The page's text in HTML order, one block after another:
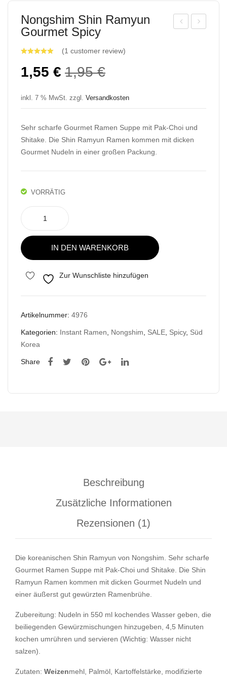
Veg
cke
Nongshim Shin Ramyun
Gourmet Spicy
(1 customer review)
1,95€Ursprünglicher
war:
1,95 €
1,55 €
Aktueller
ist:
1,55 €.
inkl. 7 % MwSt. zzgl. Versandkosten
Sehr scharfe Gourmet Ramen Suppe mit Pak-Choi und
Shitake. Die Shin Ramyun Ramen kommen mit dicken
Gourmet Nudeln in einer großen Packung.
VORRÄTIG
Shin
Ramyun
Gourmet
Spicy
Menge
IN DEN WARENKORB
Zur Wunschliste hinzufügen
Artikelnummer: 4976
Kategorien: Instant Ramen Nongshim SALE Spicy, Süd
Korea
Share
Beschreibung
Zusätzliche Informationen
Rezensionen (1)
Die koreanischen Shin Ramyun von Nongshim. Sehr scharfe
Gourmet Ramen Suppe mit Pak-Choi und Shitake. Die Shin
Ramyun Ramen kommen mit dicken Gourmet Nudeln und
einer äußerst gut gewürzten Ramenbrühe.
Zubereitung: Nudeln in 550 ml kochendes Wasser geben, die
beiliegenden Gewürzmischungen hinzugeben, 4,5 Minuten
kochen umrühren und servieren (Wichtig: Wasser nicht
salzen).
Zutaten: Weizenmehl, Palmöl, Kartoffelstärke, modifizierte